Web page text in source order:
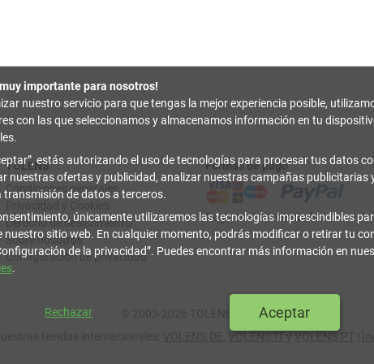
TOLENS
Condiciones generales
Derecho de desistimiento
Sobre nosotros
Configuración de privacidad
Formas de pago
Pago contrarreembolso
© 2003-2026 TOLENS.COM.
VOLENS.ITy VOLENS.PT
importante para nosotros!
nuestro servicio para que tengas la mejor experiencia posible,
con las que seleccionamos y almacenamos información en tu
, estás autorizando el uso de tecnologías para procesar tus datos
nuestras ofertas y publicidad, analizar nuestras campañas publicitarias
transmisión de datos a terceros.
únicamente utilizaremos las tecnologías imprescindibles
nuestro sitio web. En cualquier momento, podrás modificar o retirar tu
de la privacidad . Puedes encontrar más información en
.
Rechazar Aceptar